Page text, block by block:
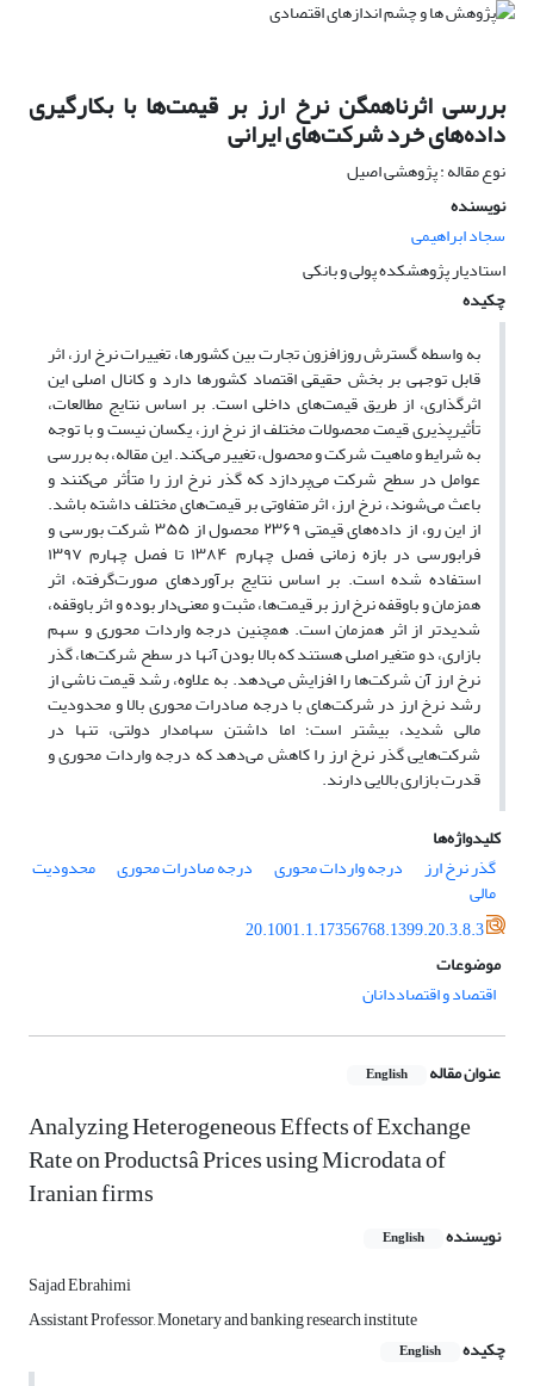
بررسی اثرناهمگن نرخ ارز بر قیمت‌ها با بکارگیری
داده‌‌های خرد شرکت‌های ایرانی
نوع مقاله : پژوهشی اصیل
نویسنده
سجاد ابراهیمی
استادیار پژوهشکده پولی و بانکی
چکیده
به واسطه گسترش روزافزون تجارت بین کشورها، تغییرات نرخ ارز، اثر
قابل توجهی بر بخش حقیقی اقتصاد کشورها دارد و کانال اصلی این
اثرگذاری، از طریق قیمت‌های داخلی است. بر اساس نتایج مطالعات،
تأثیرپذیری قیمت‌ محصولات مختلف از نرخ ارز، یکسان نیست و با توجه
به شرایط و ماهیت شرکت و محصول، تغییر می‌کند. این مقاله، به بررسی
عوامل در سطح شرکت می‌پردازد که گذر نرخ ارز را متأثر می‌کنند و
باعث می‌شوند، نرخ ارز، اثر متفاوتی بر قیمت‌های مختلف داشته باشد.
از این رو، از داده‌های قیمتی۲۳۶۹محصول از۳۵۵شرکت بورسی و
فرابورسی در بازه زمانی فصل چهارم ۱۳۸۴ تا فصل چهارم ۱۳۹۷
استفاده شده است. بر اساس نتایج برآوردهای صورت‌گرفته، اثر
همزمان و باوقفه نرخ ارز بر قیمت‌ها، مثبت و معنی‌دار بوده و اثر باوقفه،
شدیدتر از اثر همزمان است. همچنین درجه واردات محوری و سهم
بازاری، دو متغیر اصلی هستند که بالا بودن آنها در سطح شرکت‌ها، گذر
نرخ ارز آن شرکت‌ها را افزایش می‌دهد. به علاوه، رشد قیمت ناشی از
رشد نرخ ارز در شرکت‌های با درجه صادرات محوری بالا و محدودیت
مالی شدید، بیشتر است؛ اما داشتن سهامدار دولتی، تنها در
شرکت‌هایی گذر نرخ ارز را کاهش می‌دهد که درجه واردات محوری و
قدرت بازاری بالایی دارند.
کلیدواژه‌ها
گذر نرخ ارز
درجه واردات محوری درجه صادرات محوری محدودیت
مالی
20.1001.1.17356768.1399.20.3.8.3
موضوعات
اقتصاد و اقتصاددانان
عنوان مقاله English
Analyzing Heterogeneous Effects of Exchange
Rate on Productsâ Prices using Microdata of
Iranian firms
نویسنده English
Sajad Ebrahimi
Assistant Professor, Monetary and banking research institute
چکیده
English